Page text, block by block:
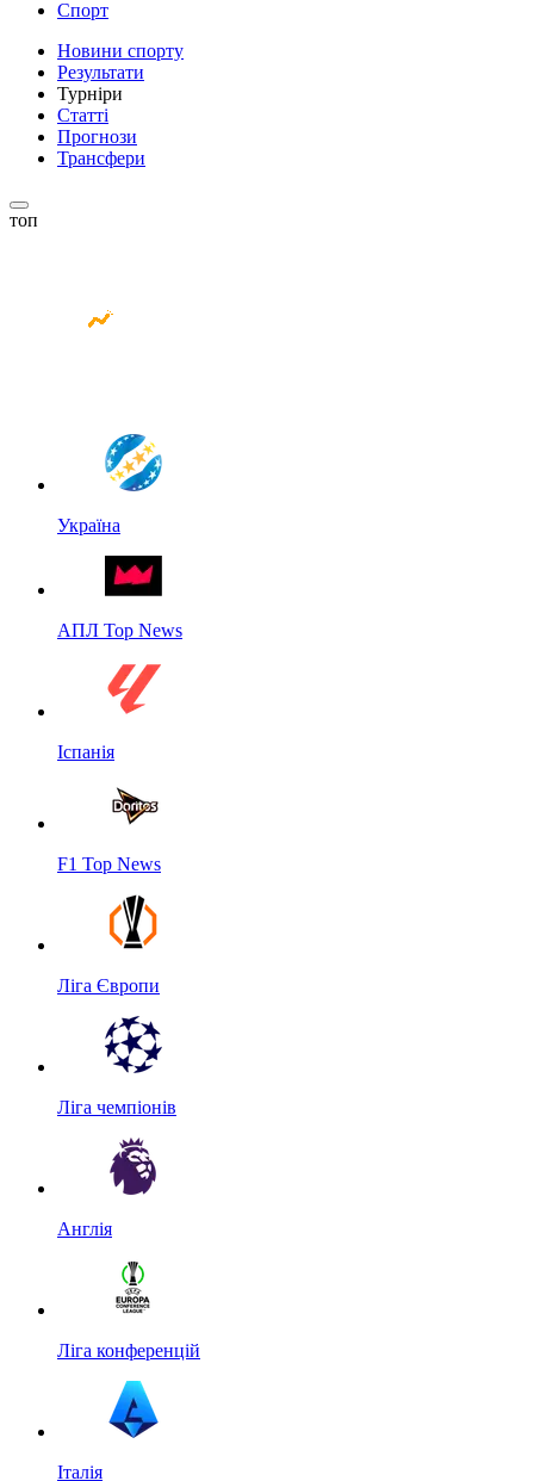
Спорт
Новини спорту
Результати
Турніри
Статті
Прогнози
Трансфери
топ
Україна
АПЛ Top News
Іспанія
F1 Top News
Ліга Європи
Ліга чемпіонів
Англія
Ліга конференцій
Італія